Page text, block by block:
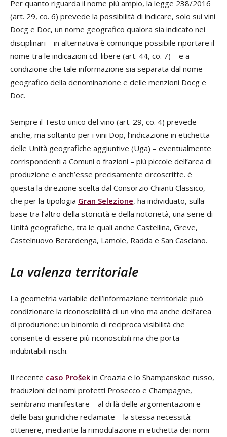
Per quanto riguarda il nome più ampio, la legge 238/2016
(art. 29, co. 6) prevede la possibilità di indicare, solo sui vini
Docg e Doc, un nome geografico qualora sia indicato nei
disciplinari – in alternativa è comunque possibile riportare il
nome tra le indicazioni cd. libere (art. 44, co. 7) – e a
condizione che tale informazione sia separata dal nome
geografico della denominazione e delle menzioni Docg e
Doc.
Sempre il Testo unico del vino (art. 29, co. 4) prevede
anche, ma soltanto per i vini Dop, l’indicazione in etichetta
delle Unità geografiche aggiuntive (Uga) – eventualmente
corrispondenti a Comuni o frazioni – più piccole dell’area di
produzione e anch’esse precisamente circoscritte. è
questa la direzione scelta dal Consorzio Chianti Classico,
che per la tipologia Gran Selezione, ha individuato, sulla
base tra l’altro della storicità e della notorietà, una serie di
Unità geografiche, tra le quali anche Castellina, Greve,
Castelnuovo Berardenga, Lamole, Radda e San Casciano.
La valenza territoriale
La geometria variabile dell’informazione territoriale può
condizionare la riconoscibilità di un vino ma anche dell’area
di produzione: un binomio di reciproca visibilità che
consente di essere più riconoscibili ma che porta
indubitabili rischi.
Il recente caso Prošek in Croazia e lo Shampanskoe russo,
traduzioni dei nomi protetti Prosecco e Champagne,
sembrano manifestare – al di là delle argomentazioni e
delle basi giuridiche reclamate – la stessa necessità:
ottenere, mediante la rimodulazione in etichetta dei nomi